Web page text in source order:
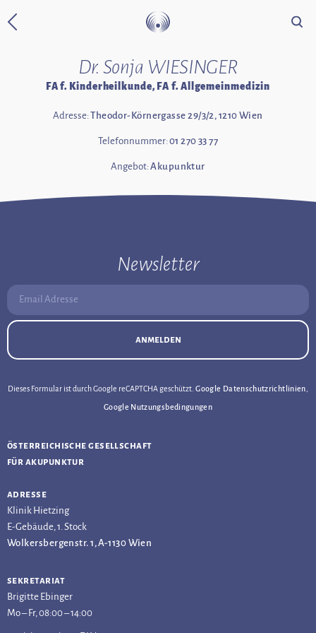
Zurück zur Startseite Suche
Dr. Sonja WIESINGER
FA f. Kinderheilkunde, FA f. Allgemeinmedizin
Adresse:Theodor-Körnergasse 29/3/2, 1210 Wien
Telefonnummer:01 270 33 77
Angebot:Akupunktur
Newsletter
Email Adresse:
anmelden
Dieses Formular ist durch Google reCAPTCHA geschützt.Google Datenschutzrichtlinien
Google Nutzungsbedingungen
österreichische gesellschaft
für akupunktur
adresse
Klinik Hietzing
E-Gebäude, 1. Stock
Wolkersbergenstr. 1, A-1130 Wien
sekretariat
Brigitte Ebinger
Mo – Fr, 08:00 – 14:00